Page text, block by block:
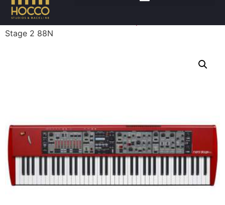
Accueil/Claviers
Stage 2 88N